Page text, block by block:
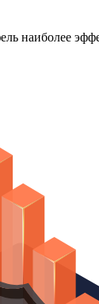
наиболее